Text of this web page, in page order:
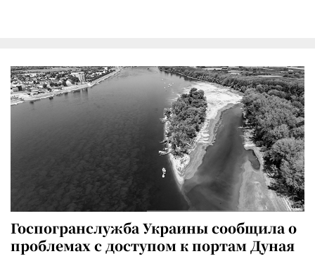
Госпогранслужба Украины сообщила о
проблемах с доступом к портам Дуная